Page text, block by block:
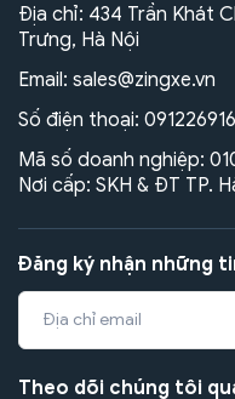
Địa chỉ: 434 Trần Khát
Trưng, Hà Nội
Email: sales@zingxe.vn
Số điện thoại:
Mã số doanh nghiệp:
Nơi cấp: SKH & ĐT TP.
Đăng ký nhận những
Theo dõi chúng tôi